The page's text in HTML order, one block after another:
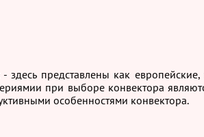
здесь представлены как
при выборе конвектора
особенностями конвектора.